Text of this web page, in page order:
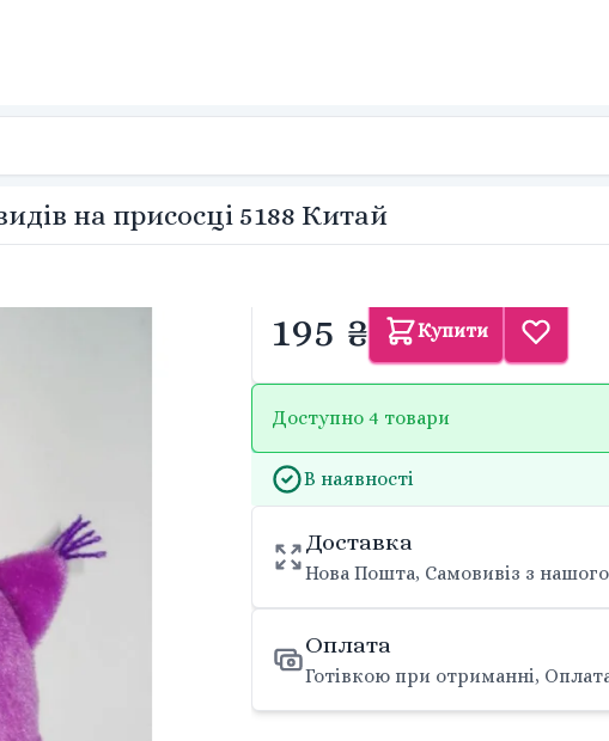
на присосці 5188 Китай
195 ₴ Купити
Доступно 4 товари
В наявності
Доставка
Нова Пошта, Самовивіз з
Оплата
Готівкою при отриманні,